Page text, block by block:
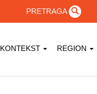
PRETRAGA
KONTEKST REGION